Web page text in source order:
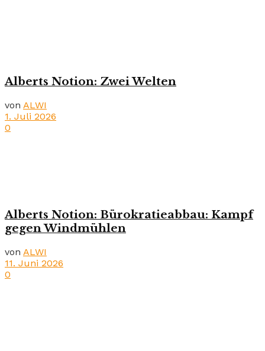
Alberts Notion: Zwei Welten
von ALWI
1. Juli 2026
0
Alberts Notion: Bürokratieabbau: Kampf
gegen Windmühlen
von ALWI
11. Juni 2026
0